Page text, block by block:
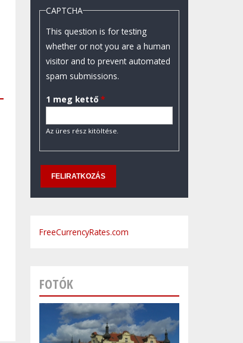
CAPTCHA
This question is for testing
whether or not you are a human
visitor and to prevent automated
spam submissions.
1 meg kettő *
Az üres rész kitöltése.
FreeCurrencyRates.com
FOTÓK